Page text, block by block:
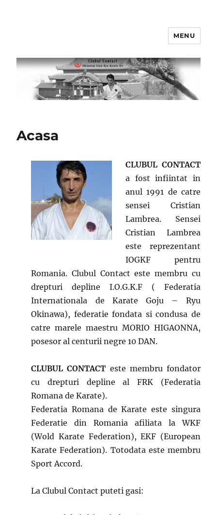
MENU
Acasa
CLUBUL CONTACT
a fost infiintat in
anul 1991 de catre
sensei Cristian
Lambrea. Sensei
Cristian Lambrea
este reprezentant
IOGKF pentru
Romania. Clubul Contact este membru cu
drepturi depline I.O.G.K.F ( Federatia
Internationala de Karate Goju – Ryu
Okinawa), federatie fondata si condusa de
catre marele maestru MORIO HIGAONNA,
posesor al centurii negre 10 DAN.
CLUBUL CONTACT este membru fondator
cu drepturi depline al FRK (Federatia
Romana de Karate).
Federatia Romana de Karate este singura
Federatie din Romania afiliata la WKF
(Wold Karate Federation), EKF (European
Karate Federation). Totodata este membru
Sport Accord.
La Clubul Contact puteti gasi: